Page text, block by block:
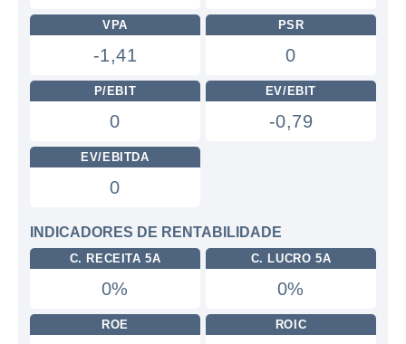
VPA
-1,41
PSR
0
P/EBIT
0
EV/EBIT
-0,79
EV/EBITDA
0
INDICADORES DE RENTABILIDADE
C. RECEITA 5A
0%
C. LUCRO 5A
0%
ROE ROIC